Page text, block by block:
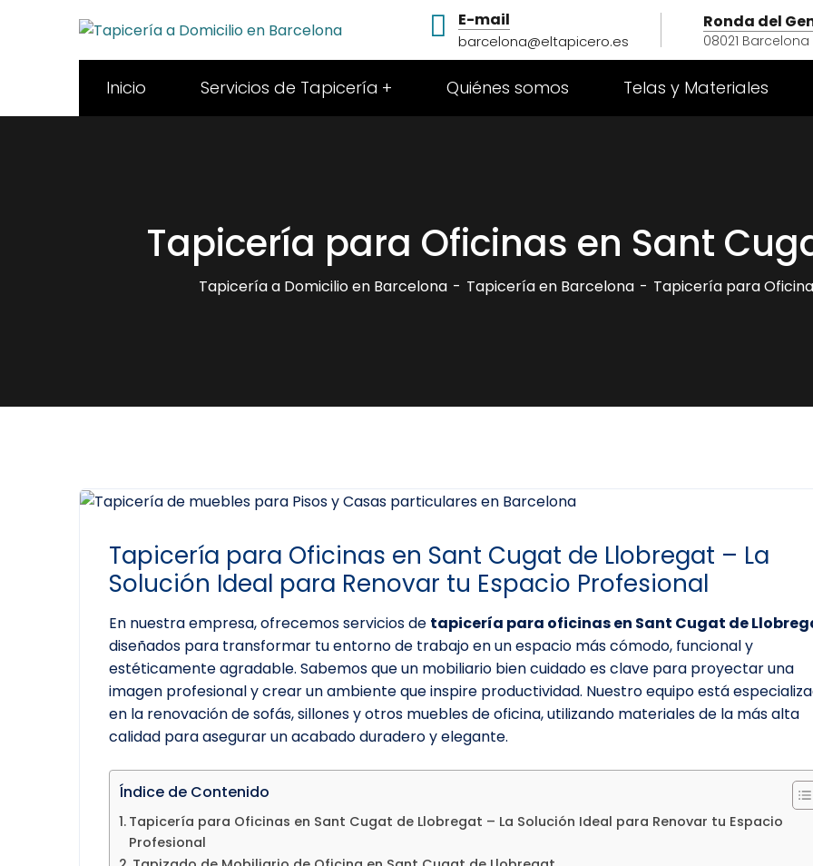
E-mail
barcelona@eltapicero.es
Ronda del
08021 Barcelona
Inicio Servicios de Tapicería Quiénes somos Telas y Materiales
Tapicería para Oficinas en Sant
Tapicería a Domicilio en Barcelona Tapicería en Barcelona Tapicería para
Tapicería para Oficinas en Sant Cugat de Llobregat – La
Solución Ideal para Renovar tu Espacio Profesional
En nuestra empresa, ofrecemos servicios de tapicería para oficinas en Sant Cugat de
diseñados para transformar tu entorno de trabajo en un espacio más cómodo, funcional y
estéticamente agradable. Sabemos que un mobiliario bien cuidado es clave para proyectar una
imagen profesional y crear un ambiente que inspire productividad. Nuestro equipo está
en la renovación de sofás, sillones y otros muebles de oficina, utilizando materiales de la más alta
calidad para asegurar un acabado duradero y elegante.
Índice de Contenido
Tapicería para Oficinas en Sant Cugat de Llobregat – La Solución Ideal para Renovar tu Espacio
Profesional